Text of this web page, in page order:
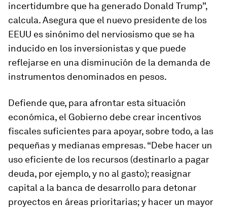
incertidumbre que ha generado Donald Trump”,
calcula. Asegura que el nuevo presidente de los
EEUU es sinónimo del nerviosismo que se ha
inducido en los inversionistas y que puede
reflejarse en una disminución de la demanda de
instrumentos denominados en pesos.
Defiende que, para afrontar esta situación
económica, el Gobierno debe crear incentivos
fiscales suficientes para apoyar, sobre todo, a las
pequeñas y medianas empresas. “Debe hacer un
uso eficiente de los recursos (destinarlo a pagar
deuda, por ejemplo, y no al gasto); reasignar
capital a la banca de desarrollo para detonar
proyectos en áreas prioritarias; y hacer un mayor